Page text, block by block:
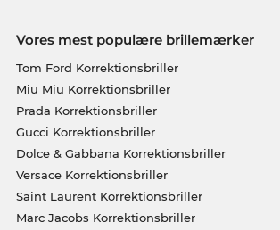
Vores mest populære brillemærker
Tom Ford Korrektionsbriller
Miu Miu Korrektionsbriller
Prada Korrektionsbriller
Gucci Korrektionsbriller
Dolce & Gabbana Korrektionsbriller
Versace Korrektionsbriller
Saint Laurent Korrektionsbriller
Marc Jacobs Korrektionsbriller